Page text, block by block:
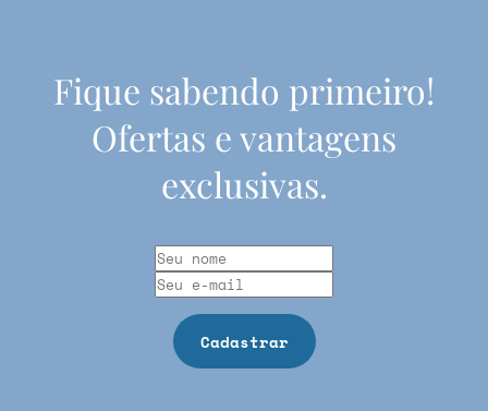
Fique sabendo primeiro!
Ofertas e vantagens
exclusivas.